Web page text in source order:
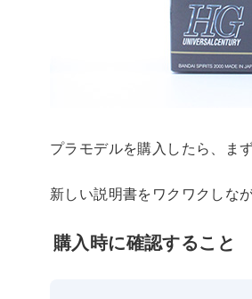
プラモデルを購入したら、ま
新しい説明書をワクワクしな
購入時に確認すること